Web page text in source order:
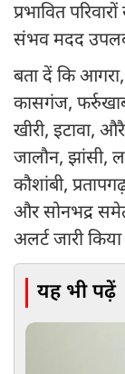
प्रभावित
संभव मदद
बता दें कि आगरा,
कासगंज,
खीरी, इटावा,
जालौन, झांसी,
कौशांबी,
और सोनभद्र
अलर्ट जारी
यह भी पढ़ें